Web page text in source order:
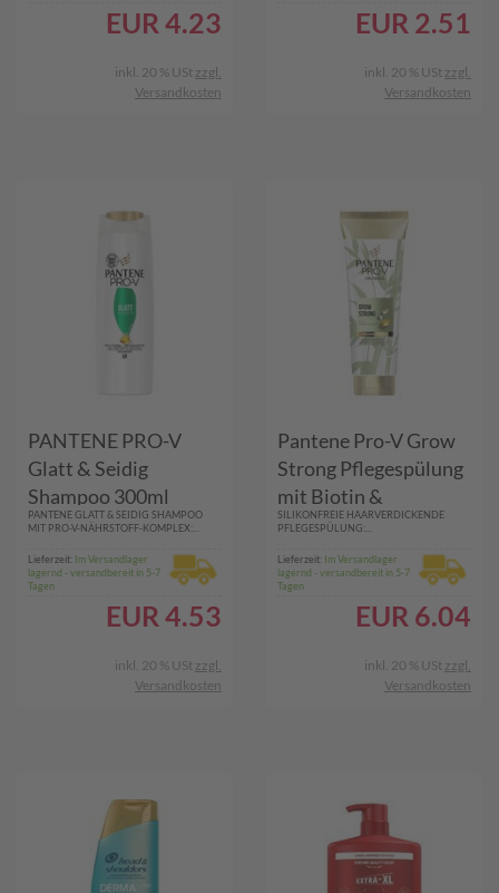
EUR 4.23
inkl. 20 % USt zzgl.
Versandkosten
EUR 2.51
inkl. 20 % USt zzgl.
Versandkosten
PANTENE PRO-V
Glatt & Seidig
Shampoo 300ml
PANTENE GLATT & SEIDIG SHAMPOO
MIT PRO-V-NÄHRSTOFF-KOMPLEX:...
Lieferzeit: Im Versandlager
lagernd - versandbereit in 5-7
Tagen
EUR 4.53
inkl. 20 % USt zzgl.
Versandkosten
Pantene Pro-V Grow
Strong Pflegespülung
mit Biotin &
Proteinverstärker
325ml
​ SILIKONFREIE HAARVERDICKENDE
PFLEGESPÜLUNG:...
Lieferzeit: Im Versandlager
lagernd - versandbereit in 5-7
Tagen
EUR 6.04
inkl. 20 % USt zzgl.
Versandkosten